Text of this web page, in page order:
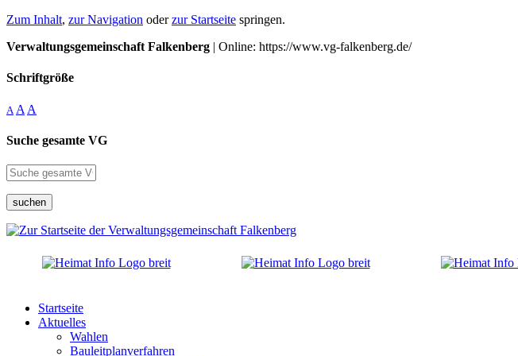
Zum Inhalt, zur Navigation oderzur Startseite springen.
Verwaltungsgemeinschaft Falkenberg | Online: https://www.vg-falkenberg.de/
Schriftgröße
A A A
Suche gesamte VG
suchen
Startseite
Aktuelles
Wahlen
Bauleitplanverfahren